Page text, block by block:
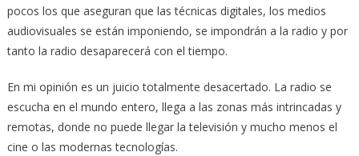
pocos los que aseguran que las técnicas digitales, los medios
audiovisuales se están imponiendo, se impondrán a la radio y por
tanto la radio desaparecerá con el tiempo.
En mi opinión es un juicio totalmente desacertado. La radio se
escucha en el mundo entero, llega a las zonas más intrincadas y
remotas, donde no puede llegar la televisión y mucho menos el
cine o las modernas tecnologías.